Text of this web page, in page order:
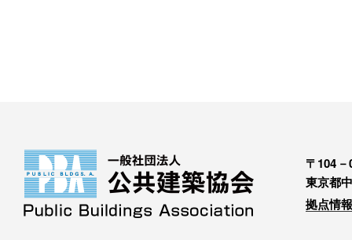
〒104－
東京都
拠点情